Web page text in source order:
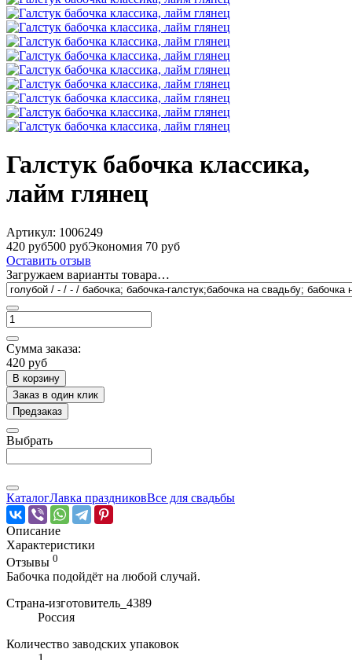
Галстук бабочка классика,
лайм глянец
Артикул: 1006249
420 руб500 рубЭкономия 70 руб
Оставить отзыв
Загружаем варианты товара…
Сумма заказа:
420 руб
В корзину
Заказ в один клик
Предзаказ
Выбрать
КаталогЛавка праздниковВсе для свадьбы
Описание
Характеристики
Отзывы 0
Бабочка подойдёт на любой случай.
Страна-изготовитель_4389
Россия
Количество заводских упаковок